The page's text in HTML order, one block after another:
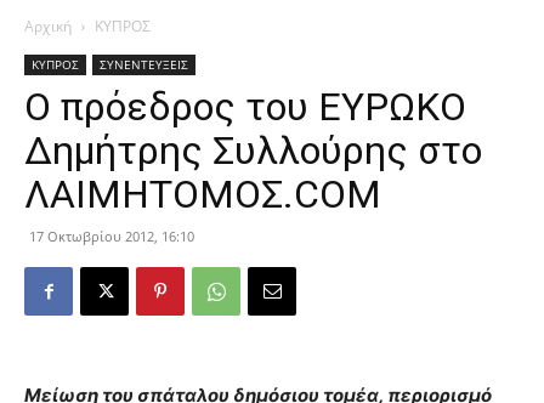
Αρχική ΚΥΠΡΟΣ
ΚΥΠΡΟΣ ΣΥΝΕΝΤΕΥΞΕΙΣ
Ο πρόεδρος του ΕΥΡΩΚΟ
Δημήτρης Συλλούρης στο
ΛΑΙΜΗΤΟΜΟΣ.COM
17 Οκτωβρίου 2012, 16:10
Μείωση του σπάταλου δημόσιου τομέα, περιορισμό